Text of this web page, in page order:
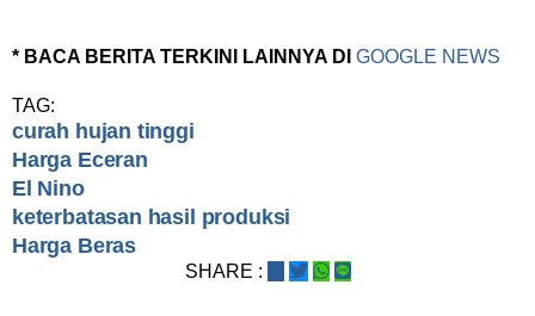
* BACA BERITA TERKINI LAINNYA DI GOOGLE NEWS
TAG:
curah hujan tinggi
Harga Eceran
El Nino
keterbatasan hasil produksi
Harga Beras
SHARE :